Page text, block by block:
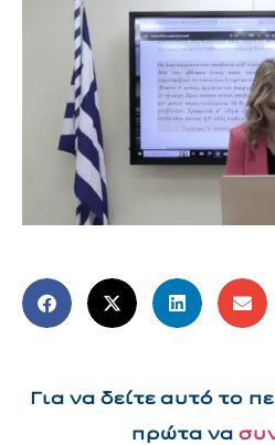
Για να δείτε αυτό το
πρώτα να